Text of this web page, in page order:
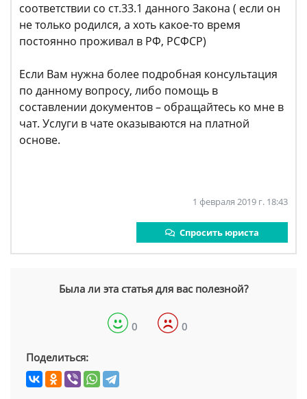
соответствии со ст.33.1 данного Закона ( если он
не только родился, а хоть какое-то время
постоянно проживал в РФ, РСФСР)
Если Вам нужна более подробная консультация
по данному вопросу, либо помощь в
составлении документов – обращайтесь ко мне в
чат. Услуги в чате оказываются на платной
основе.
1 февраля 2019 г. 18:43
Спросить юриста
Была ли эта статья для вас полезной?
0 0
Поделиться: